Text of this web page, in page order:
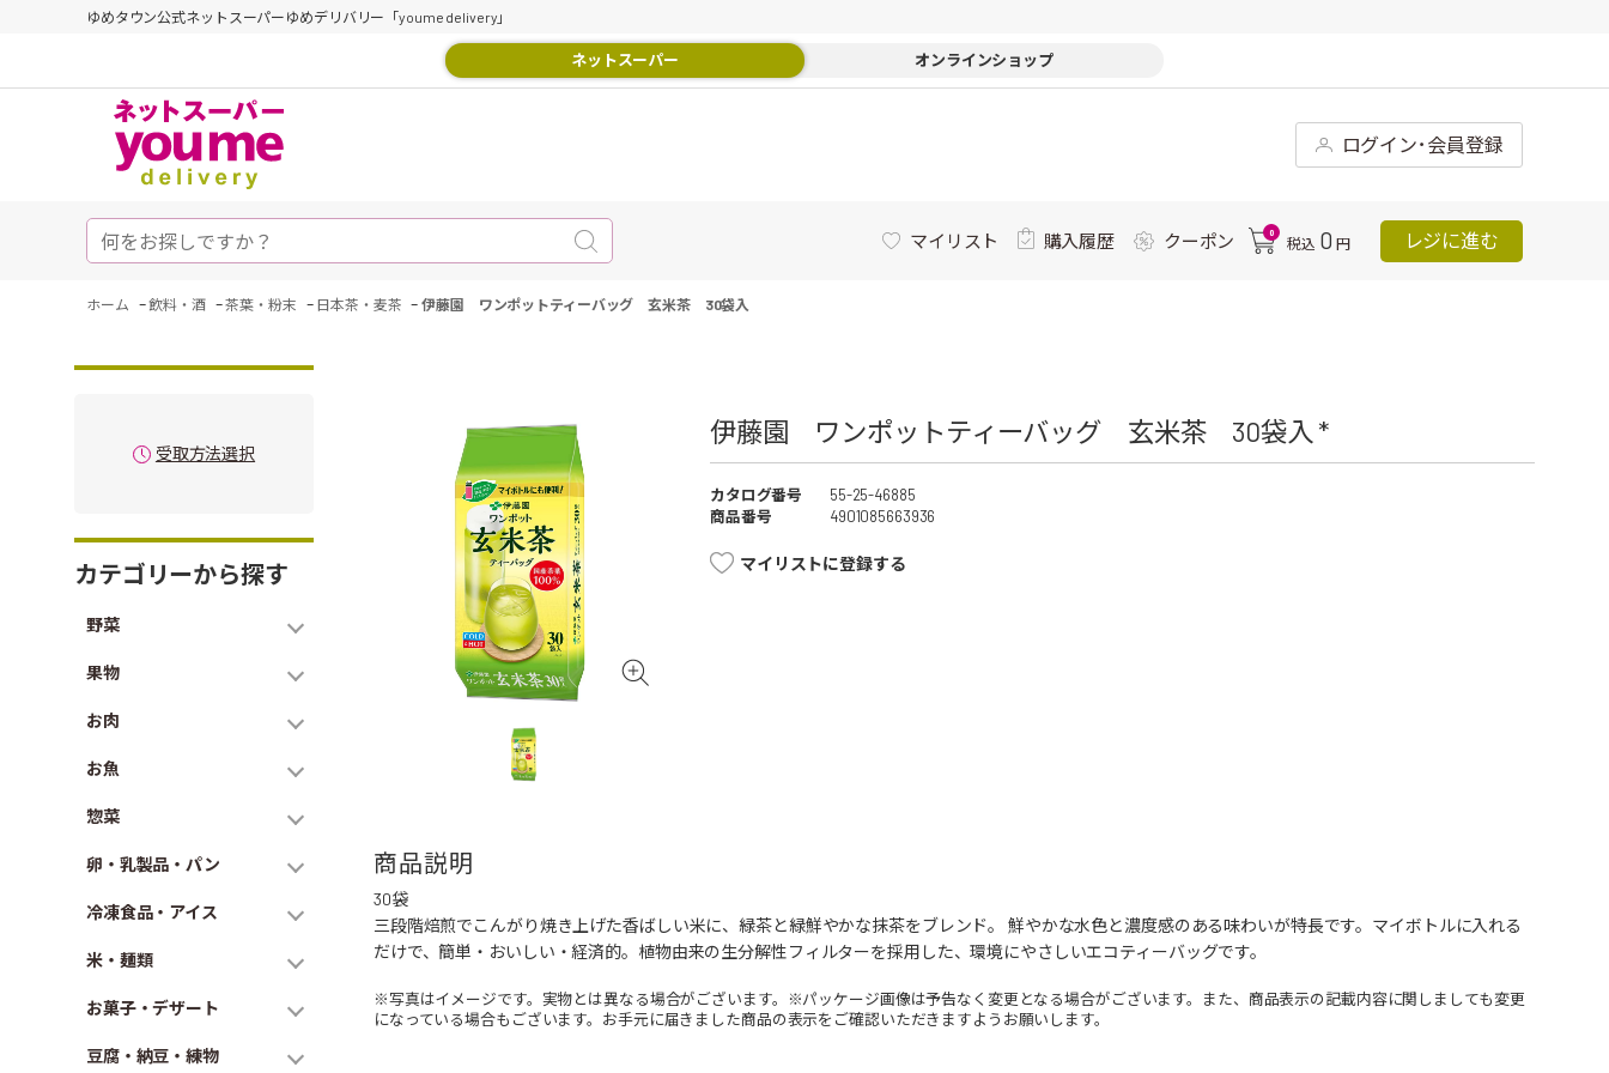
ゆめタウン公式ネットスーパーゆめデリバリー「youme delivery」
ネットスーパー オンラインショップ
ログイン･会員登録
マイリスト 購入履歴 クーポン 0
税込 0 円 レジに進む
ホーム -飲料・酒 -茶葉・粉末 - 日本茶・麦茶 -伊藤園 ワンポットティーバッグ 玄米茶 30袋入
受取方法選択
カテゴリーから探す
野菜
果物
お肉
お魚
惣菜
卵・乳製品・パン
冷凍食品・アイス
米・麺類
お菓子・デザート
豆腐・納豆・練物
伊藤園 ワンポットティーバッグ 玄米茶 30袋入 *
カタログ番号
55-25-46885
商品番号
4901085663936
マイリストに登録する
商品説明
30袋
三段階焙煎でこんがり焼き上げた香ばしい米に、緑茶と緑鮮やかな抹茶をブレンド。 鮮やかな水色と濃度感のある味わいが特長です。マイボトルに入れる
だけで、簡単・おいしい・経済的。植物由来の生分解性フィルターを採用した、環境にやさしいエコティーバッグです。
※写真はイメージです。実物とは異なる場合がございます。※パッケージ画像は予告なく変更となる場合がございます。また、商品表示の記載内容に関しましても変更
になっている場合もございます。お手元に届きました商品の表示をご確認いただきますようお願いします。